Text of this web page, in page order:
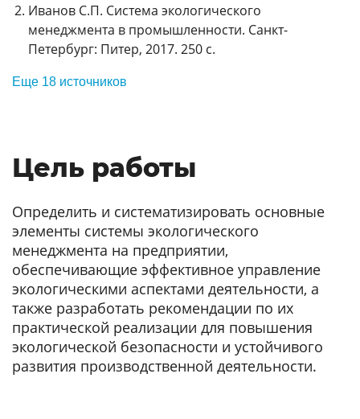
Иванов С.П. Система экологического
менеджмента в промышленности. Санкт-
Петербург: Питер, 2017. 250 с.
Еще 18 источников
Цель работы
Определить и систематизировать основные
элементы системы экологического
менеджмента на предприятии,
обеспечивающие эффективное управление
экологическими аспектами деятельности, а
также разработать рекомендации по их
практической реализации для повышения
экологической безопасности и устойчивого
развития производственной деятельности.